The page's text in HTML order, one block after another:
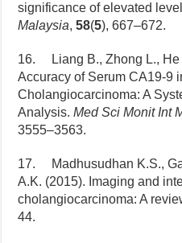
significance of elevated
Malaysia,58(5), 667–672.
16. Liang B., Zhong L., He
Accuracy of Serum CA19-9
Cholangiocarcinoma: A
Analysis.Med Sci Monit Int
3555–3563.
17. Madhusudhan K.S.,
A.K. (2015). Imaging and
cholangiocarcinoma: A
44.